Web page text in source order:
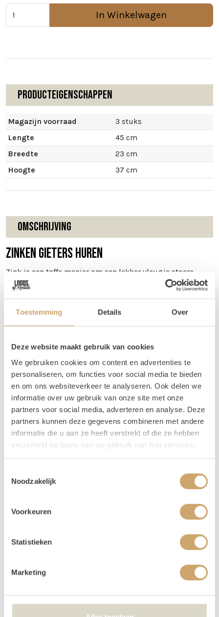
Toestemming Details Over
Deze website maakt gebruik van cookies
We gebruiken cookies om content en advertenties te
personaliseren, om functies voor social media te bieden
en om ons websiteverkeer te analyseren. Ook delen we
informatie over uw gebruik van onze site met onze
partners voor social media, adverteren en analyse. Deze
partners kunnen deze gegevens combineren met andere
informatie die u aan ze heeft verstrekt of die ze hebben
verzameld op basis van uw gebruik van hun services.
Noodzakelijk
Voorkeuren
Statistieken
Marketing
In Winkelwagen
Producteigenschappen
Magazijn voorraad
3 stuks
Lengte
45 cm
Breedte
23 cm
Hoogte
37 cm
Omschrijving
Zinken gieters huren
Zink is een toffe manier om een lekker vleugje stoere
vintage toe te voegen aan jouw styling! Stop er een groot
compleet!
Afmetingen
Onze gieters zijn tussen de 16 en 26 cm hoog met een
diameter van +- 21 cm.
Tips
Om een gezellig hoekje te creëeren kun je de zinken gieter
combineren met eentapijtje,kratjeen wateucalyptusof
olijftakken! Je zou het zelfs bij jewelkomstbordkunnen
zetten, valt die gelijk lekker op!
Heb je nog vragen over dit product? Dan kun je altijd
Onze prijzen zijn voor 3 dagen. De ophaaldag, de gebruiksdag en de
Bij het bestellen: Voer alleen de dagen in waarop je het gebruikt. Trouw
je op 25 april, voer dan 2 keer 25 april in. Duurt jouw event 3 dagen, vul